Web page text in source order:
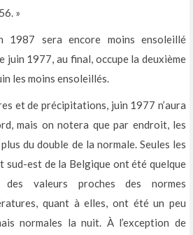
»
1987 sera encore moins ensoleillé
juin 1977, au final, occupe la deuxième
les moins ensoleillés.
et de précipitations, juin 1977 n’aura
mais on notera que par endroit, les
du double de la normale. Seules les
est de la Belgique ont été quelque
des valeurs proches des normes
quant à elles, ont été un peu
normales la nuit. À l’exception de